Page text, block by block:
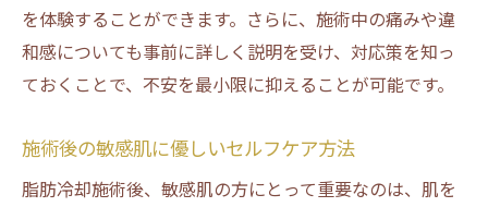
を体験することができます。さらに、施術中の痛みや違
和感についても事前に詳しく説明を受け、対応策を知っ
ておくことで、不安を最小限に抑えることが可能です。
施術後の敏感肌に優しいセルフケア方法
脂肪冷却施術後、敏感肌の方にとって重要なのは、肌を